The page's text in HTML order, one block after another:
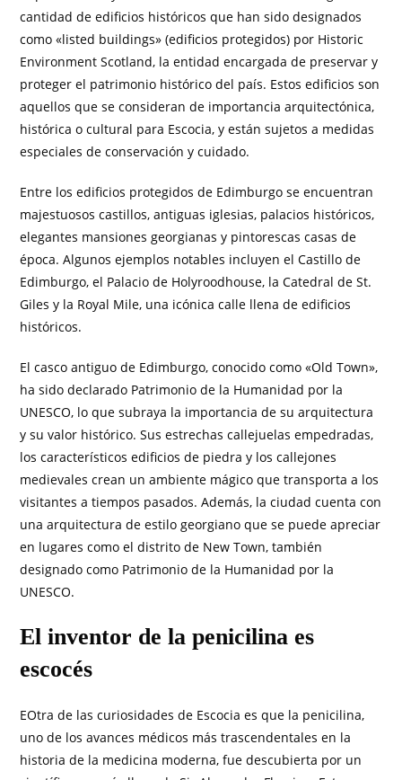
cantidad de edificios históricos que han sido designados
como «listed buildings» (edificios protegidos) por Historic
Environment Scotland, la entidad encargada de preservar y
proteger el patrimonio histórico del país. Estos edificios son
aquellos que se consideran de importancia arquitectónica,
histórica o cultural para Escocia, y están sujetos a medidas
especiales de conservación y cuidado.
Entre los edificios protegidos de Edimburgo se encuentran
majestuosos castillos, antiguas iglesias, palacios históricos,
elegantes mansiones georgianas y pintorescas casas de
época. Algunos ejemplos notables incluyen el Castillo de
Edimburgo, el Palacio de Holyroodhouse, la Catedral de St.
Giles y la Royal Mile, una icónica calle llena de edificios
históricos.
El casco antiguo de Edimburgo, conocido como «Old Town»,
ha sido declarado Patrimonio de la Humanidad por la
UNESCO, lo que subraya la importancia de su arquitectura
y su valor histórico. Sus estrechas callejuelas empedradas,
los característicos edificios de piedra y los callejones
medievales crean un ambiente mágico que transporta a los
visitantes a tiempos pasados. Además, la ciudad cuenta con
una arquitectura de estilo georgiano que se puede apreciar
en lugares como el distrito de New Town, también
designado como Patrimonio de la Humanidad por la
UNESCO.
El inventor de la penicilina es
escocés
EOtra de las curiosidades de Escocia es que la penicilina,
uno de los avances médicos más trascendentales en la
historia de la medicina moderna, fue descubierta por un